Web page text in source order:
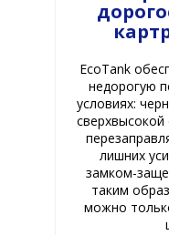
EcoTank
недорогую
условиях:
лишних
замком-
таким
можно